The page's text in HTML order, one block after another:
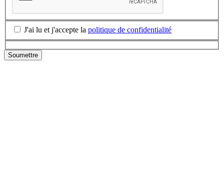
J'ai lu et j'accepte la politique de confidentialité